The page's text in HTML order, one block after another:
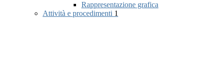
Rappresentazione grafica
Attività e procedimenti 1